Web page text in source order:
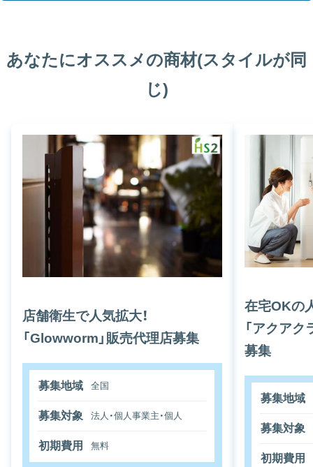
あなたにオススメの商材(スタイルが同
じ)
店舗衛生で人気拡大！
「Glowworm」販売代理店募集
募集地域 全国
募集対象 法人・個人事業主・個人
初期費用 無料
在宅OKの
「アクアク
募集
募集地域
募集対象
初期費用